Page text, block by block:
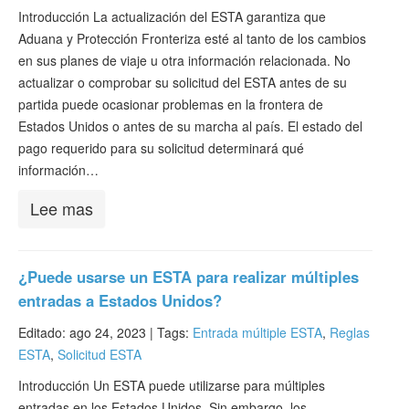
Introducción La actualización del ESTA garantiza que
Aduana y Protección Fronteriza esté al tanto de los cambios
en sus planes de viaje u otra información relacionada. No
actualizar o comprobar su solicitud del ESTA antes de su
partida puede ocasionar problemas en la frontera de
Estados Unidos o antes de su marcha al país. El estado del
pago requerido para su solicitud determinará qué
información…
Lee mas
¿Puede usarse un ESTA para realizar múltiples
entradas a Estados Unidos?
Editado: ago 24, 2023 | Tags: Entrada múltiple ESTA, Reglas
ESTA, Solicitud ESTA
Introducción Un ESTA puede utilizarse para múltiples